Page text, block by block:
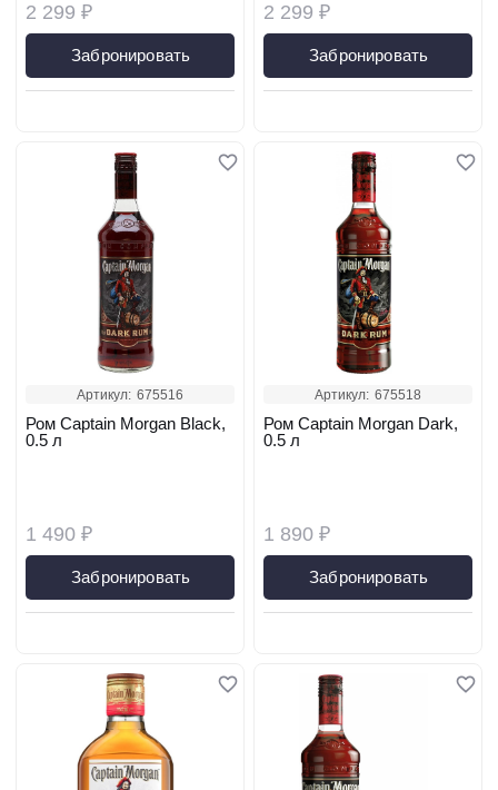
2 299 ₽
Забронировать
2 299 ₽
Забронировать
Артикул: 675516
1 490 ₽
Ром Captain Morgan Black,
0.5 л
Забронировать
Артикул: 675518
1 890 ₽
Ром Captain Morgan Dark,
0.5 л
Забронировать